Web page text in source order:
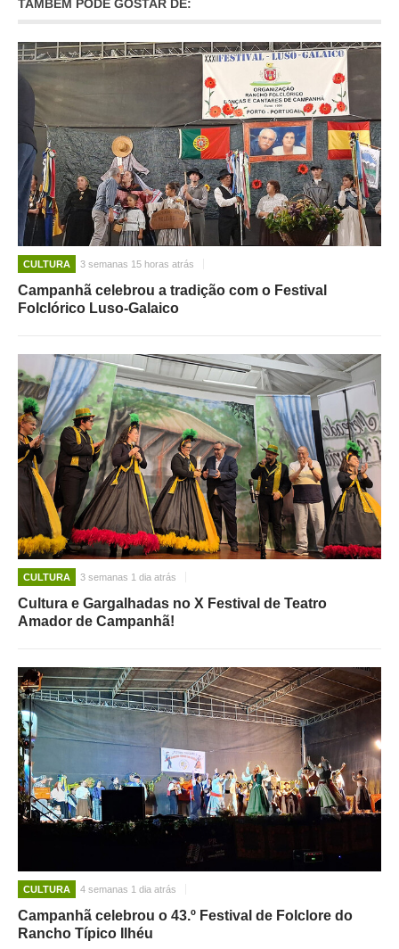
TAMBÉM PODE GOSTAR DE:
CULTURA 3 semanas 15 horas atrás
Campanhã celebrou a tradição com o Festival
Folclórico Luso-Galaico
CULTURA 3 semanas 1 dia atrás
Cultura e Gargalhadas no X Festival de Teatro
Amador de Campanhã!
CULTURA 4 semanas 1 dia atrás
Campanhã celebrou o 43.º Festival de Folclore do
Rancho Típico Ilhéu